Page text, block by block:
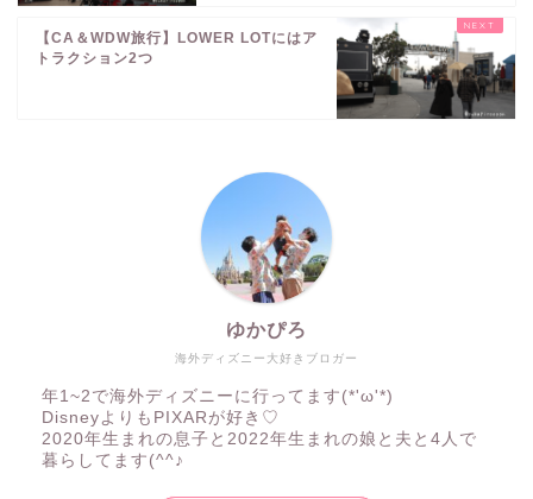
【CA＆WDW旅行】LOWER LOTにはア
トラクション2つ
海外ディズニー大好きブロガー
ゆかぴろ
年1~2で海外ディズニーに行ってます(*'ω'*)
DisneyよりもPIXARが好き♡
2020年生まれの息子と2022年生まれの娘と夫と4人で
暮らしてます(^^♪